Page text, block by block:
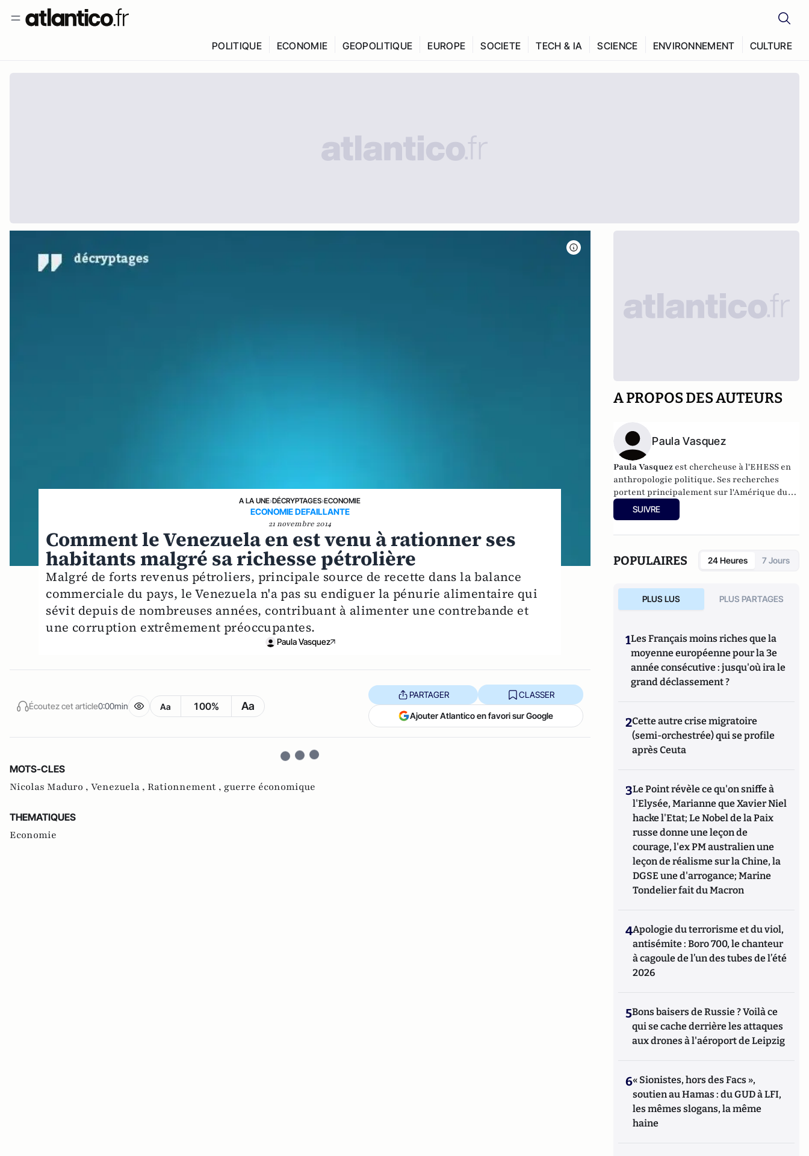
POLITIQUE ECONOMIE GEOPOLITIQUE EUROPE SOCIETE TECH & IA SCIENCE ENVIRONNEMENT CULTURE
A LA UNE›DÉCRYPTAGES›ECONOMIE
ECONOMIE DEFAILLANTE
21 novembre 2014
Comment le Venezuela en est venu à rationner ses
habitants malgré sa richesse pétrolière
Malgré de forts revenus pétroliers, principale source de recette dans la balance
commerciale du pays, le Venezuela n'a pas su endiguer la pénurie alimentaire qui
sévit depuis de nombreuses années, contribuant à alimenter une contrebande et
une corruption extrêmement préoccupantes.
Paula Vasquez
Écoutez cet article0:00min Aa 100% Aa
PARTAGER CLASSER
Ajouter Atlantico en favori sur Google
MOTS-CLES
Nicolas Maduro , Venezuela , Rationnement , guerre économique
THEMATIQUES
Economie
A PROPOS DES AUTEURS
Paula Vasquez
Paula Vasquez est chercheuse à l'EHESS en
anthropologie politique. Ses recherches
portent principalement sur l'Amérique du
sud et sur le Venezuela.
SUIVRE
POPULAIRES 24 Heures 7 Jours
PLUS LUS PLUS PARTAGES
1Les Français moins riches que la
moyenne européenne pour la 3e
année consécutive : jusqu'où ira le
grand déclassement ?
2Cette autre crise migratoire
(semi-orchestrée) qui se profile
après Ceuta
3Le Point révèle ce qu'on sniffe à
l'Elysée, Marianne que Xavier Niel
hacke l'Etat; Le Nobel de la Paix
russe donne une leçon de
courage, l'ex PM australien une
leçon de réalisme sur la Chine, la
DGSE une d'arrogance; Marine
Tondelier fait du Macron
4Apologie du terrorisme et du viol,
antisémite : Boro 700, le chanteur
à cagoule de l’un des tubes de l’été
2026
5Bons baisers de Russie ? Voilà ce
qui se cache derrière les attaques
aux drones à l'aéroport de Leipzig
6« Sionistes, hors des Facs »,
soutien au Hamas : du GUD à LFI,
les mêmes slogans, la même
haine